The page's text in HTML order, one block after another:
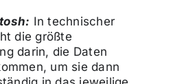
In technischer
die größte
darin, die Daten
um sie dann